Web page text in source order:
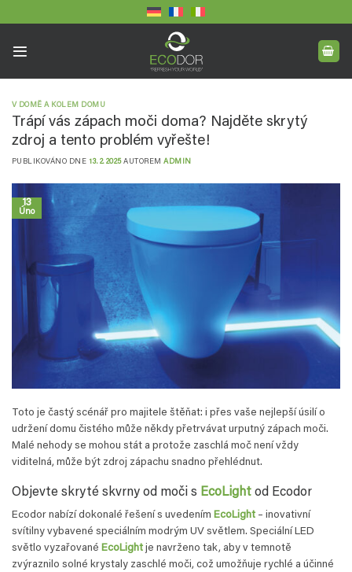
na
V DOMĚ A KOLEM DOMU
Trápí vás zápach moči doma? Najděte skrytý
zdroj a tento problém vyřešte!
PUBLIKOVÁNO DNE 13. 2. 2025 AUTOREMADMIN
13
Úno
Toto je častý scénář pro majitele štěňat: i přes vaše nejlepší úsilí o
udržení domu čistého může někdy přetrvávat urputný zápach moči.
Malé nehody se mohou stát a protože zaschlá moč není vždy
viditelná, může být zdroj zápachu snadno přehlédnut.
Objevte skryté skvrny od moči s EcoLight od Ecodor
Ecodor nabízí dokonalé řešení s uvedením EcoLight – inovativní
svítilny vybavené speciálním modrým UV světlem. Speciální LED
světlo vyzařované EcoLight je navrženo tak, aby v temnotě
zvýraznilo solné krystaly zaschlé moči, což umožňuje rychlé a účinné